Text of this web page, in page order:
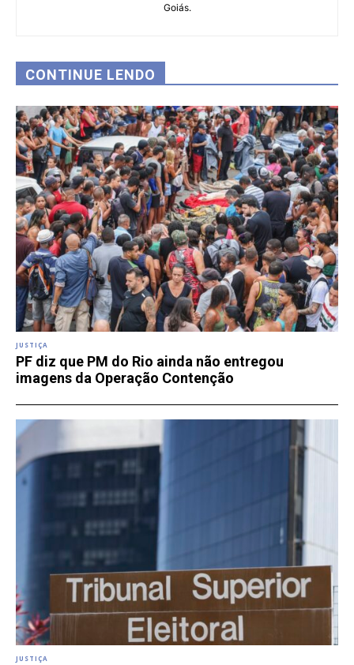
Goiás.
CONTINUE LENDO
JUSTIÇA
PF diz que PM do Rio ainda não entregou
imagens da Operação Contenção
JUSTIÇA